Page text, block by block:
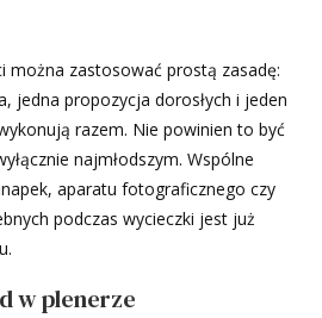
można zastosować prostą zasadę:
jedna propozycja dorosłych i jeden
razem. Nie powinien to być
najmłodszym. Wspólne
aparatu fotograficznego czy
podczas wycieczki jest już
w plenerze